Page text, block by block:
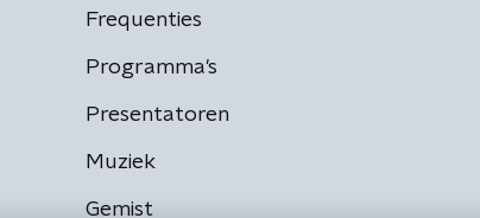
Frequenties
Programma's
Presentatoren
Muziek
Gemist